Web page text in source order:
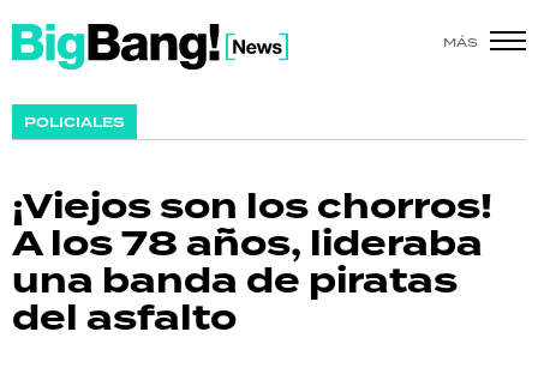
MÁS
POLICIALES
¡Viejos son los chorros!
A los 78 años, lideraba
una banda de piratas
del asfalto
SHOW
ACTUALIDAD
POLICIALES
ECONOMÍA